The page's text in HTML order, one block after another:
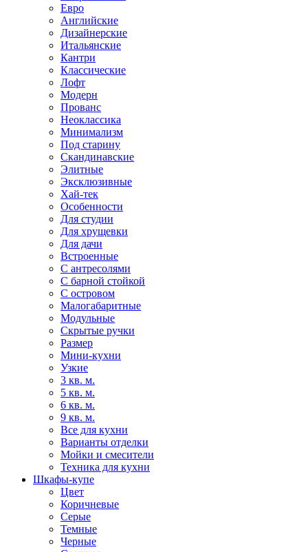
Евро
Английские
Дизайнерские
Итальянские
Кантри
Классические
Лофт
Модерн
Прованс
Неоклассика
Минимализм
Под старину
Скандинавские
Элитные
Эксклюзивные
Хай-тек
Особенности
Для студии
Для хрущевки
Для дачи
Встроенные
С антресолями
С барной стойкой
С островом
Малогабаритные
Модульные
Скрытые ручки
Размер
Мини-кухни
Узкие
3 кв. м.
5 кв. м.
6 кв. м.
9 кв. м.
Все для кухни
Варианты отделки
Мойки и смесители
Техника для кухни
Шкафы-купе
Цвет
Коричневые
Серые
Темные
Черные